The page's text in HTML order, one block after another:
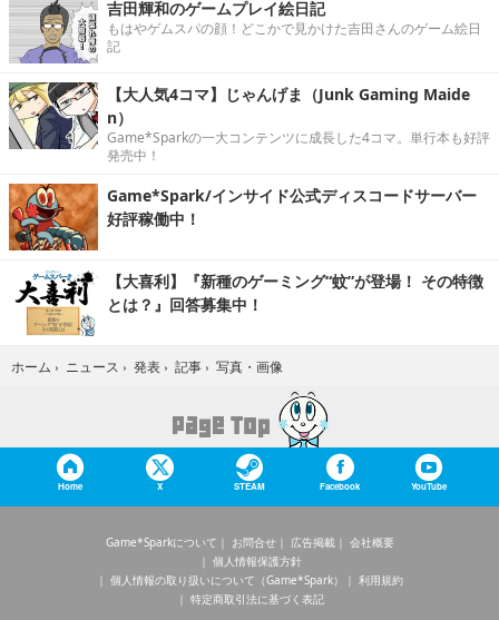
吉田輝和のゲームプレイ絵日記
もはやゲムスパの顔！どこかで見かけた吉田さんのゲーム絵日
記
【大人気4コマ】じゃんげま（Junk Gaming Maide
n）
Game*Sparkの一大コンテンツに成長した4コマ。単行本も好評
発売中！
Game*Spark/インサイド公式ディスコードサーバー
好評稼働中！
【大喜利】『新種のゲーミング“蚊”が登場！ その特徴
とは？』回答募集中！
ホーム › ニュース › 発表 › 記事 › 写真・画像
Home X STEAM Facebook YouTube
Game*Sparkについて お問合せ 広告掲載
会社概要
個人情報保護方針
個人情報の取り扱いについて（Game*Spark）
利用規約
特定商取引法に基づく表記